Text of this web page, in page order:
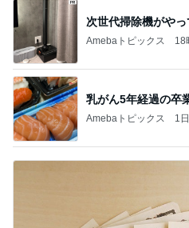
次世代掃除機がやっ
Amebaトピックス 18
乳がん5年経過の卒
Amebaトピックス 1